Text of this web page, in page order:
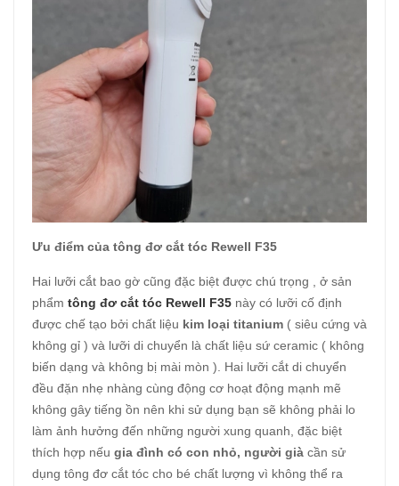
Ưu điểm của tông đơ cắt tóc Rewell F35
Hai lưỡi cắt bao gờ cũng đặc biệt được chú trọng , ở sản
phẩm tông đơ cắt tóc Rewell F35 này có lưỡi cố định
được chế tạo bởi chất liệu kim loại titanium ( siêu cứng và
không gỉ ) và lưỡi di chuyển là chất liệu sứ ceramic ( không
biến dạng và không bị mài mòn ). Hai lưỡi cắt di chuyển
đều đặn nhẹ nhàng cùng động cơ hoạt động mạnh mẽ
không gây tiếng ồn nên khi sử dụng bạn sẽ không phải lo
làm ảnh hưởng đến những người xung quanh, đặc biệt
thích hợp nếu gia đình có con nhỏ, người già cần sử
dụng tông đơ cắt tóc cho bé chất lượng vì không thể ra